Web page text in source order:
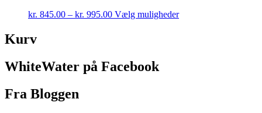
kr. 845.00 – kr. 995.00 Vælg mulighederThis
Kurv
WhiteWater på Facebook
Fra Bloggen